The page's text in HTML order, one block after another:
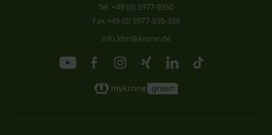
Tel. +49 (0) 5977-9350
Fax +49 (0) 5977-935-339
info.ldm@krone.de